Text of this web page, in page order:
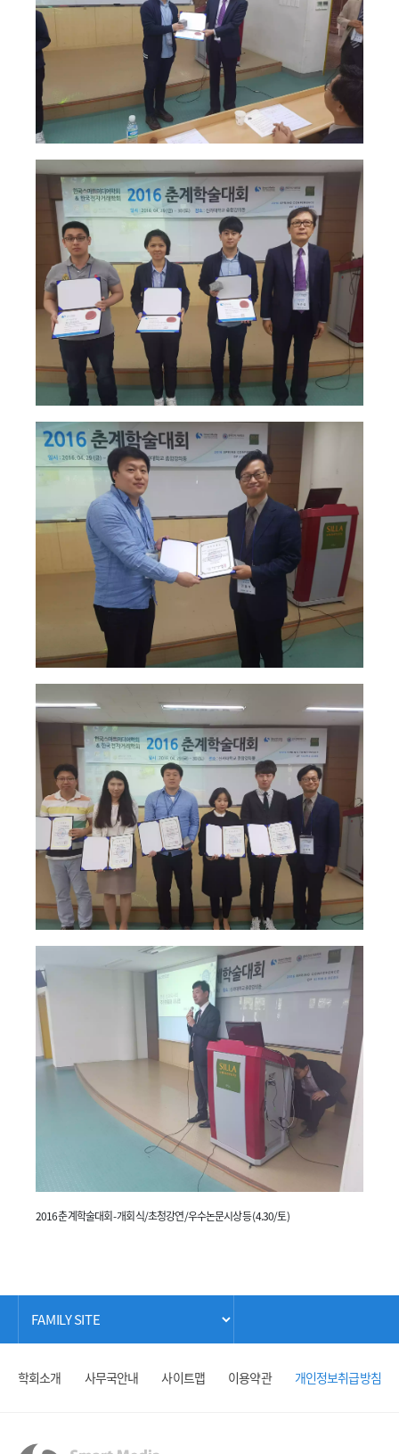
2016 춘계학술대회 - 개회식/초청강연/우수논문시상 등 (4.30/토)
학회소개 사무국안내 사이트맵 이용약관 개인정보취급방침